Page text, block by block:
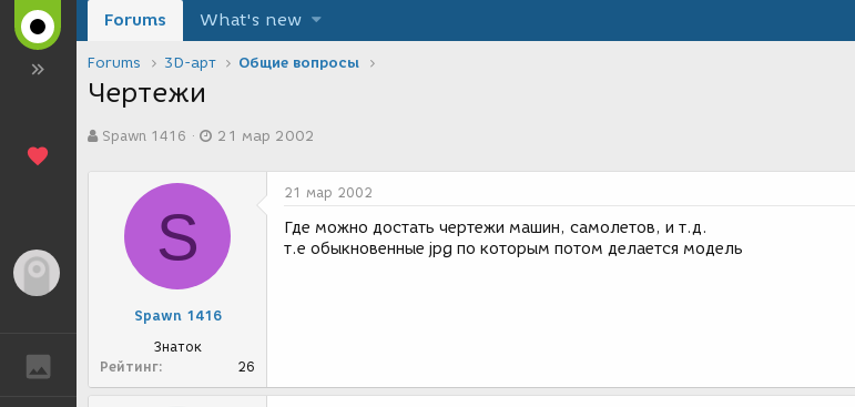
ГАЛЕРЕЯ
Forums What's new
Forums 3D-арт Общие вопросы
Чертежи
в
Spawn 1416
а
с
д
и
21 мар 2002
S
Spawn 1416
Знаток
Рейтинг
26
21 мар 2002
Где можно достать чертежи машин, самолетов, и т.д.
т.е обыкновенные jpg по которым потом делается модель